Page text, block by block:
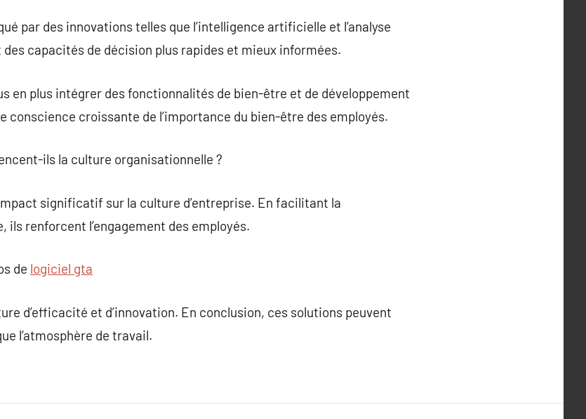
par des innovations telles que l’intelligence artificielle et l’analyse
capacités de décision plus rapides et mieux informées.
en plus intégrer des fonctionnalités de bien-être et de développement
conscience croissante de l’importance du bien-être des employés.
ils la culture organisationnelle ?
significatif sur la culture d’entreprise. En facilitant la
renforcent l’engagement des employés.
de logiciel gta
d’efficacité et d’innovation. En conclusion, ces solutions peuvent
l’atmosphère de travail.